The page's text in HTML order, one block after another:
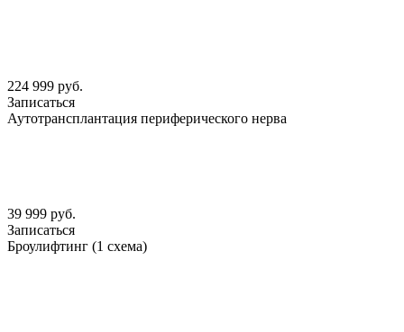
224 999 руб.
Записаться
Аутотрансплантация периферического нерва
39 999 руб.
Записаться
Броулифтинг (1 схема)